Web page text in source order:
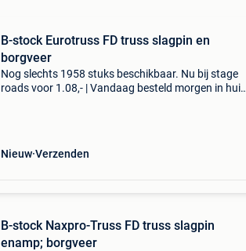
B-stock Eurotruss FD truss slagpin en
borgveer
Nog slechts 1958 stuks beschikbaar. Nu bij stage
roads voor 1.08,- | Vandaag besteld morgen in huis
Nieuw Verzenden
B-stock Naxpro-Truss FD truss slagpin
enamp; borgveer